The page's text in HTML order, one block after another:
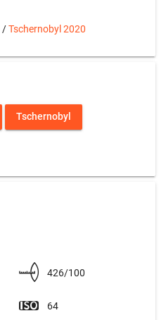
/Tschernobyl 2020
Tschernobyl
426/100
64